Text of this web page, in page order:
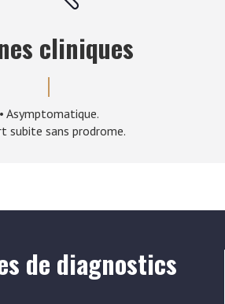
cliniques
• Asymptomatique.
subite sans prodrome.
de diagnostics